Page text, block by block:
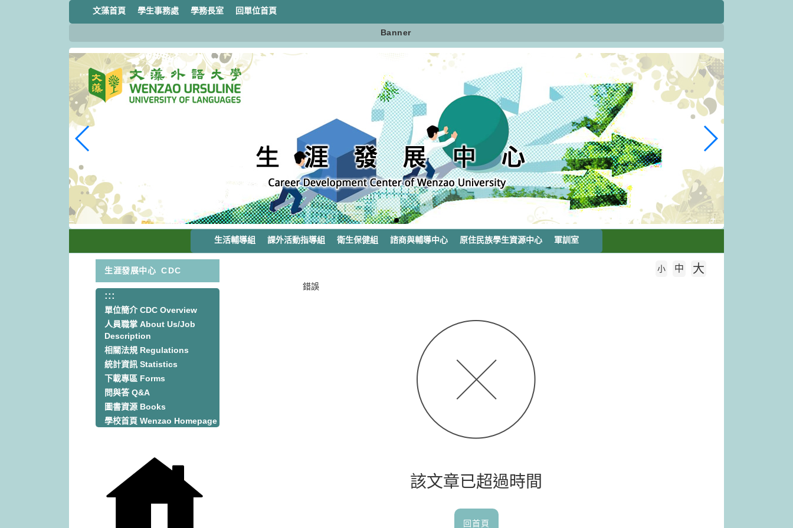
文藻首頁 學生事務處 學務長室 回單位首頁
Banner
生活輔導組 課外活動指導組 衛生保健組 諮商與輔導中心 原住民族學生資源中心 軍訓室
生涯發展中心 CDC
:::
單位簡介 CDC Overview
人員職掌 About Us/Job
Description
相關法規 Regulations
統計資訊 Statistics
下載專區 Forms
問與答 Q&A
圖書資源 Books
學校首頁 Wenzao Homepage
錯誤
小 中 大
該文章已超過時間
回首頁